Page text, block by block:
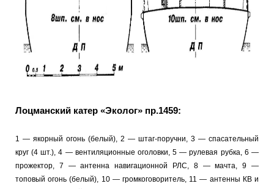
Лоцманский катер «Эколог» пр.1459:
1 — якорный огонь (белый), 2 — штаг-поручни, 3 — спасательный
круг (4 шт.), 4 — вентиляционные оголовки, 5 — рулевая рубка, 6 —
прожектор, 7 — антенна навигационной РЛС, 8 — мачта, 9 —
топовый огонь (белый), 10 — громкоговоритель, 11 — антенны КВ и